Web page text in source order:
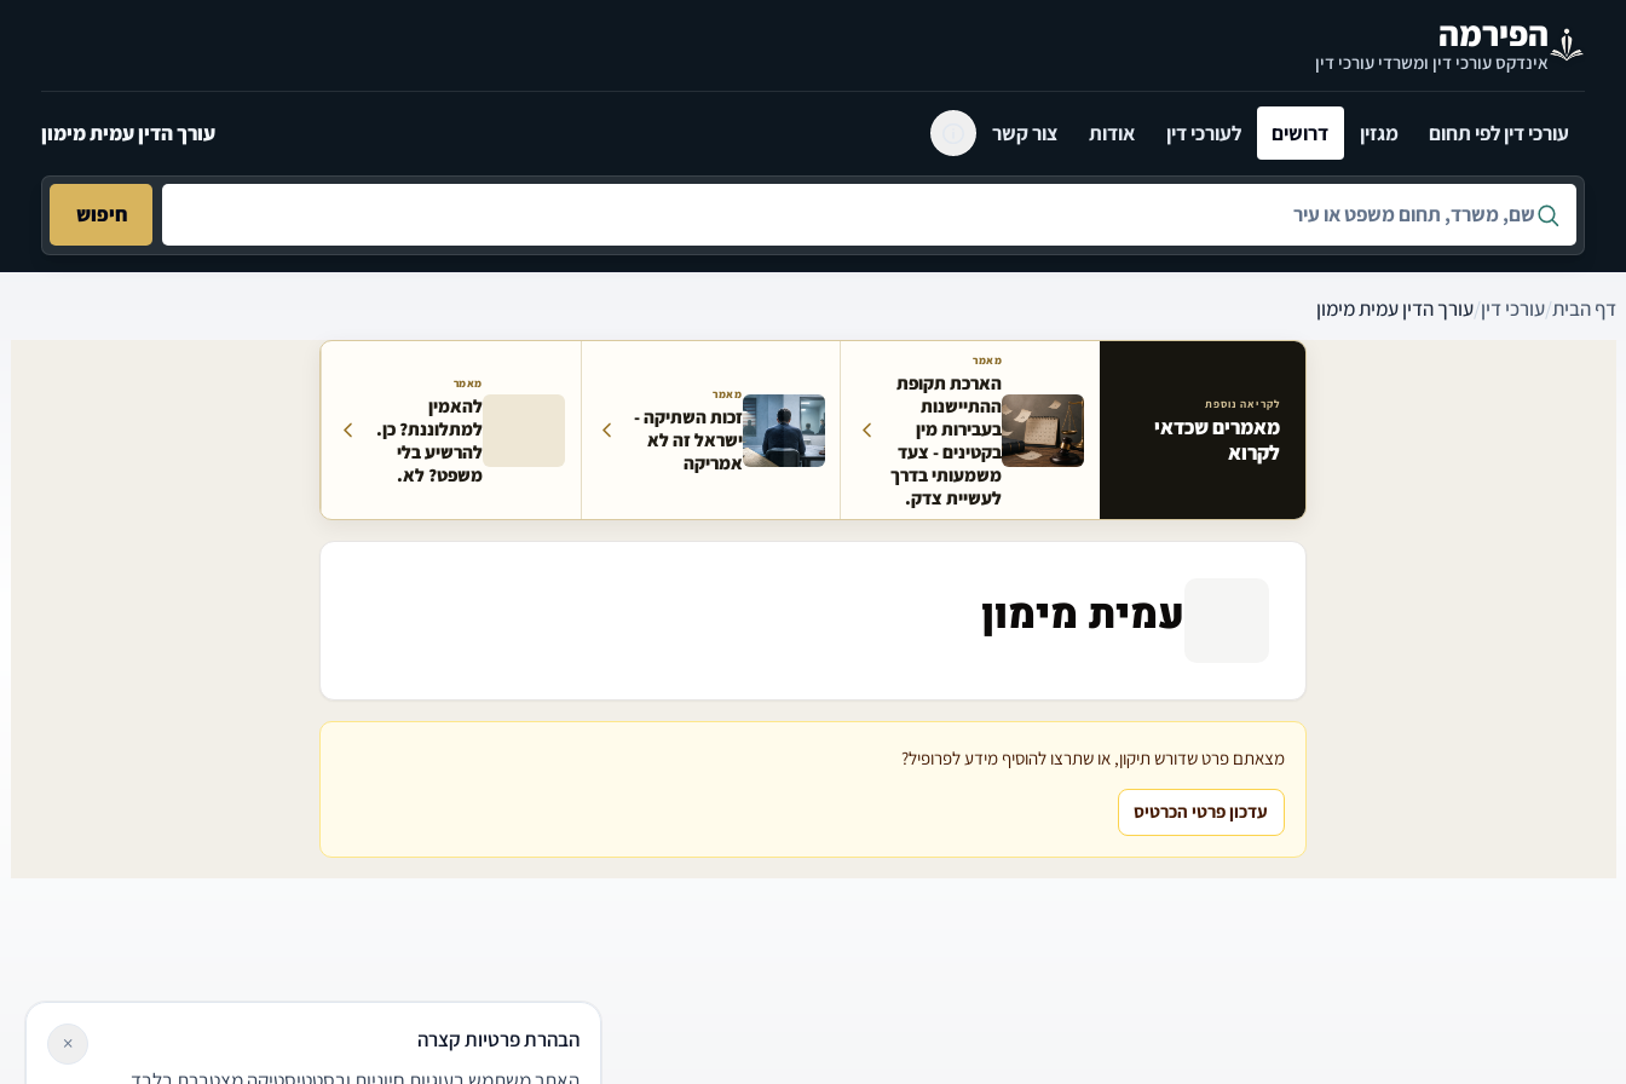
הפירמה
אינדקס עורכי דין ומשרדי עורכי דין
עורכי דין לפי תחום מגזין דרושים לעורכי דין אודות צור קשר עורך הדין עמית מימון
חיפוש לפי שם, משרד, תחום משפט או עיר
חיפוש
דף הבית/עורכי דין/עורך הדין עמית מימון
מאמרים קשורים באתר
לקריאה נוספת
מאמרים שכדאי
לקרוא
מאמר
הארכת תקופת
ההתיישנות
בעבירות מין
בקטינים - צעד
משמעותי בדרך
לעשיית צדק.
מאמר
זכות השתיקה -
ישראל זה לא
אמריקה
מאמר
להאמין
למתלוננת? כן.
להרשיע בלי
משפט? לא.
עמית מימון
מצאתם פרט שדורש תיקון, או שתרצו להוסיף מידע לפרופיל?
עדכון פרטי הכרטיס
הבהרת פרטיות קצרה
×